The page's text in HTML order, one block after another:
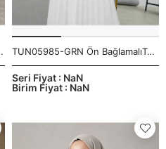
Ekru TUN05985-GRN Ön BağlamalıTunik-Gri
Birim Fiyat : NaN
Seri Fiyat : NaN